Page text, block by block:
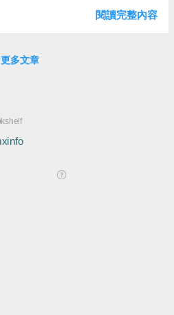
行的命令，還是會作相關的檢
圖
閱讀完整內容
更多文章